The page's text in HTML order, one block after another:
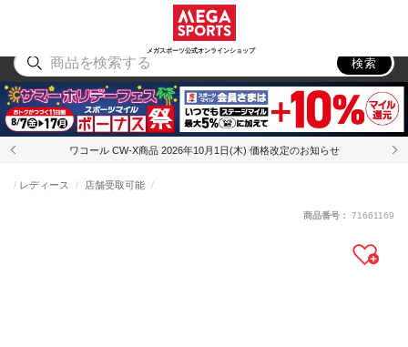
メガスポーツ公式オンラインショップ
アウトドア
検索
ワコール CW-X商品 2026年10月1日(木) 価格改定のお知らせ
レディース 店舗受取可能
商品番号： 71661169